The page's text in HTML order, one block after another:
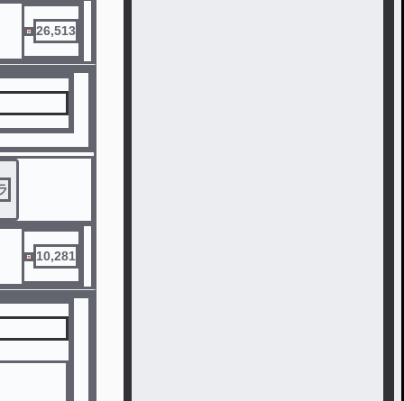
26,513
10,281